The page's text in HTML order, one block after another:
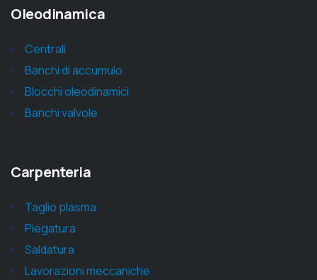
Oleodinamica
Centrali
Banchi di accumulo
Blocchi oleodinamici
Banchi valvole
Carpenteria
Taglio plasma
Piegatura
Saldatura
Lavorazioni meccaniche